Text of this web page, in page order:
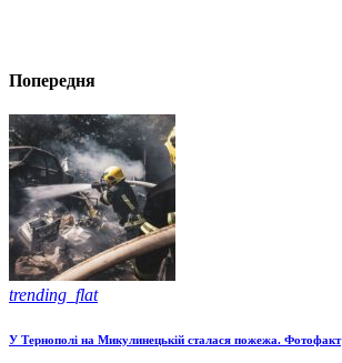
Попередня
trending_flat
У Тернополі на Микулинецькій сталася пожежа. Фотофакт